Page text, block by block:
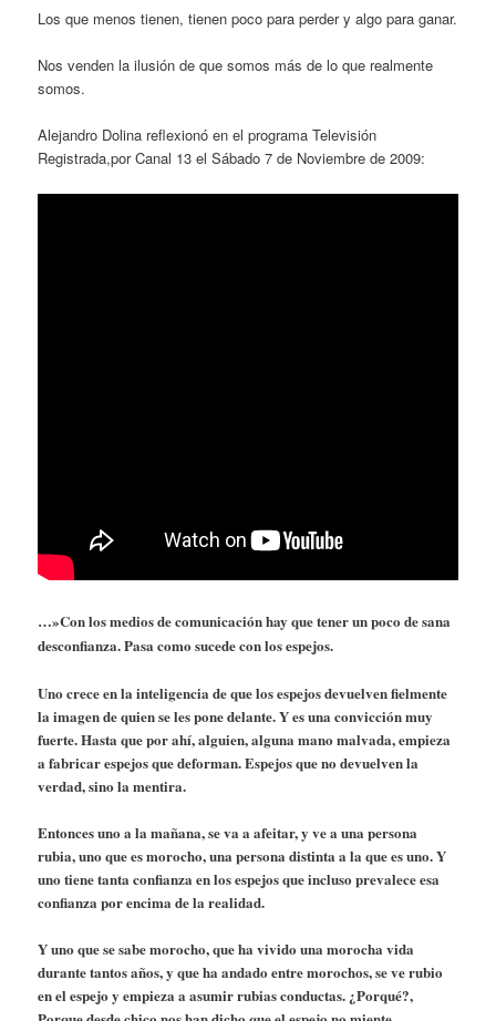
Los que menos tienen, tienen poco para perder y algo para ganar.
Nos venden la ilusión de que somos más de lo que realmente
somos.
Alejandro Dolina reflexionó en el programa Televisión
Registrada,por Canal 13 el Sábado 7 de Noviembre de 2009:
…»Con los medios de comunicación hay que tener un poco de sana
desconfianza. Pasa como sucede con los espejos.
Uno crece en la inteligencia de que los espejos devuelven fielmente
la imagen de quien se les pone delante. Y es una convicción muy
fuerte. Hasta que por ahí, alguien, alguna mano malvada, empieza
a fabricar espejos que deforman. Espejos que no devuelven la
verdad, sino la mentira.
Entonces uno a la mañana, se va a afeitar, y ve a una persona
rubia, uno que es morocho, una persona distinta a la que es uno. Y
uno tiene tanta confianza en los espejos que incluso prevalece esa
confianza por encima de la realidad.
Y uno que se sabe morocho, que ha vivido una morocha vida
durante tantos años, y que ha andado entre morochos, se ve rubio
en el espejo y empieza a asumir rubias conductas. ¿Porqué?,